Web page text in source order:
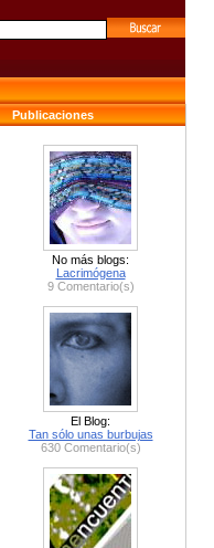
Publicaciones
No más blogs:
Lacrimógena
9 Comentario(s)
El Blog:
Tan sólo unas burbujas
630 Comentario(s)